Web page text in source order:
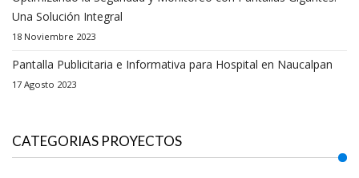
Una Solución Integral
18 Noviembre 2023
Pantalla Publicitaria e Informativa para Hospital en Naucalpan
17 Agosto 2023
CATEGORIAS PROYECTOS